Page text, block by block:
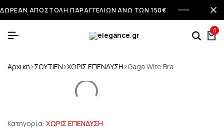
ΔΩΡΕΑΝ ΑΠΟΣΤΟΛΗ ΠΑΡΑΓΓΕΛΙΩΝ ΑΝΩ ΤΩΝ 150€
0
Αρχική ΣΟΥΤΙΕΝ ΧΩΡΙΣ ΕΠΕΝΔΥΣΗ Gaga Wire Bra
Κατηγορία: ΧΩΡΙΣ ΕΠΕΝΔΥΣΗ